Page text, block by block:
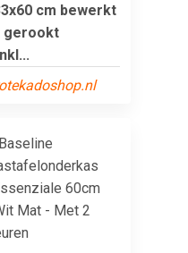
cm bewerkt
gerookt